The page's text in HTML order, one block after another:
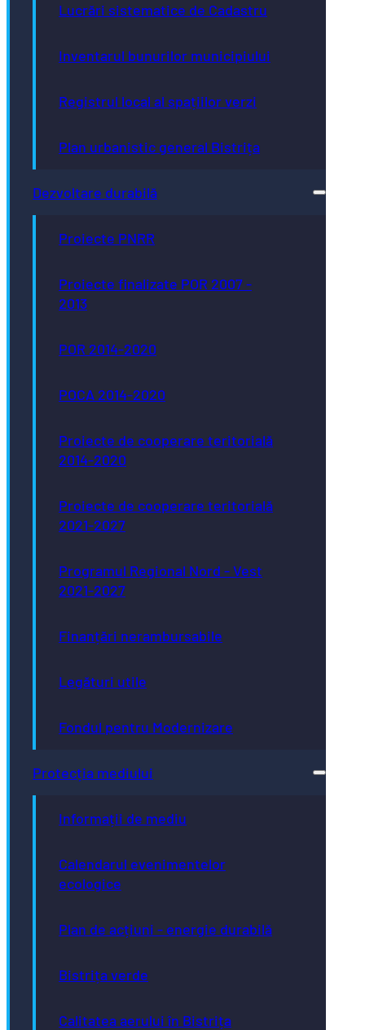
Lucrări sistematice de Cadastru
Inventarul bunurilor municipiului
Registrul local al spațiilor verzi
Plan urbanistic general Bistrița
Dezvoltare durabilă
Proiecte PNRR
Proiecte finalizate POR 2007 -
2013
POR 2014-2020
POCA 2014-2020
Proiecte de cooperare teritorială
2014-2020
Proiecte de cooperare teritorială
2021-2027
Programul Regional Nord - Vest
2021-2027
Finanțări nerambursabile
Legături utile
Fondul pentru Modernizare
Protecția mediului
Informații de mediu
Calendarul evenimentelor
ecologice
Plan de acțiuni - energie durabilă
Bistrița verde
Calitatea aerului în Bistrița